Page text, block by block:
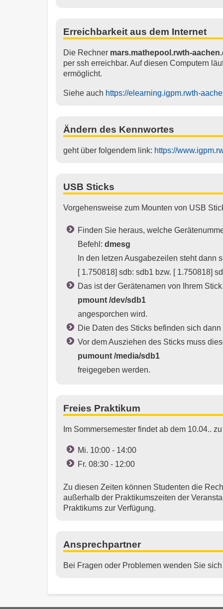
Erreichbarkeit aus dem Internet
Die Rechner mars.mathepool.rwth-
per ssh erreichbar. Auf diesen Computern
ermöglicht.
Siehe auch https://elearning.igpm.rwth-
Ändern des Kennwortes
geht über folgendem link: https://
USB Sticks
Vorgehensweise zum Mounten von USB
Finden Sie heraus, welche
Befehl: dmesg
In den letzen Ausgabezeilen steht dann
[ 1.750818] sdb: sdb1 bzw. [ 1.750818]
Das ist der Gerätenamen von Ihrem
pmount /dev/sdb1
angesporchen wird.
Die Daten des Sticks befinden sich
Vor dem Ausziehen des Sticks muss
pumount /media/sdb1
freigegeben werden.
Freies Praktikum
Im Sommersemester findet ab dem 10.04..
Mi. 10:00 - 14:00
Fr. 08:30 - 12:00
Zu diesen Zeiten können Studenten die
außerhalb der Praktikumszeiten der
Praktikums zur Verfügung.
Ansprechpartner
Bei Fragen oder Problemen wenden Sie